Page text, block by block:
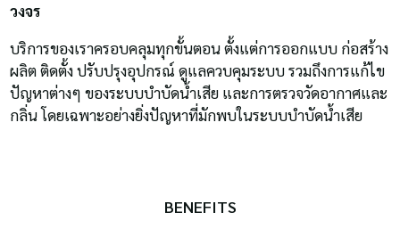
วงจร
บริการของเราครอบคลุมทุกขั้นตอน ตั้งแต่การออกแบบ ก่อสร้าง
ผลิต ติดตั้ง ปรับปรุงอุปกรณ์ ดูแลควบคุมระบบ รวมถึงการแก้ไข
ปัญหาต่างๆ ของระบบบำบัดน้ำเสีย และการตรวจวัดอากาศและ
กลิ่น โดยเฉพาะอย่างยิ่งปัญหาที่มักพบในระบบบำบัดน้ำเสีย
BENEFITS